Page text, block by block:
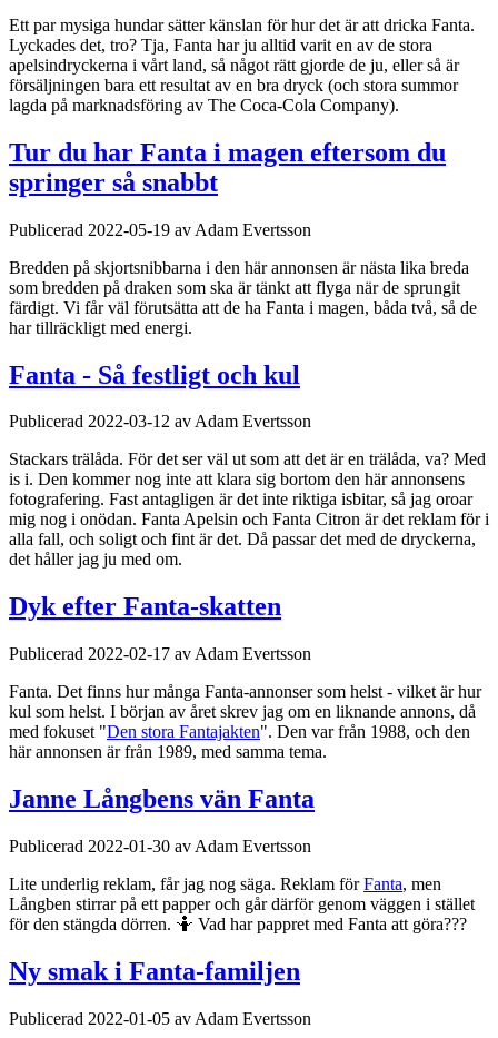
Ett par mysiga hundar sätter känslan för hur det är att dricka Fanta.
Lyckades det, tro? Tja, Fanta har ju alltid varit en av de stora
apelsindryckerna i vårt land, så något rätt gjorde de ju, eller så är
försäljningen bara ett resultat av en bra dryck (och stora summor
lagda på marknadsföring av The Coca-Cola Company).
Tur du har Fanta i magen eftersom du
springer så snabbt
Publicerad 2022-05-19 av Adam Evertsson
Bredden på skjortsnibbarna i den här annonsen är nästa lika breda
som bredden på draken som ska är tänkt att flyga när de sprungit
färdigt. Vi får väl förutsätta att de ha Fanta i magen, båda två, så de
har tillräckligt med energi.
Fanta - Så festligt och kul
Publicerad 2022-03-12 av Adam Evertsson
Stackars trälåda. För det ser väl ut som att det är en trälåda, va? Med
is i. Den kommer nog inte att klara sig bortom den här annonsens
fotografering. Fast antagligen är det inte riktiga isbitar, så jag oroar
mig nog i onödan. Fanta Apelsin och Fanta Citron är det reklam för i
alla fall, och soligt och fint är det. Då passar det med de dryckerna,
det håller jag ju med om.
Dyk efter Fanta-skatten
Publicerad 2022-02-17 av Adam Evertsson
Fanta. Det finns hur många Fanta-annonser som helst - vilket är hur
kul som helst. I början av året skrev jag om en liknande annons, då
med fokuset "Den stora Fantajakten". Den var från 1988, och den
här annonsen är från 1989, med samma tema.
Janne Långbens vän Fanta
Publicerad 2022-01-30 av Adam Evertsson
Lite underlig reklam, får jag nog säga. Reklam förFanta, men
Långben stirrar på ett papper och går därför genom väggen i stället
för den stängda dörren. 🤷 Vad har pappret med Fanta att göra???
Ny smak i Fanta-familjen
Publicerad 2022-01-05 av Adam Evertsson